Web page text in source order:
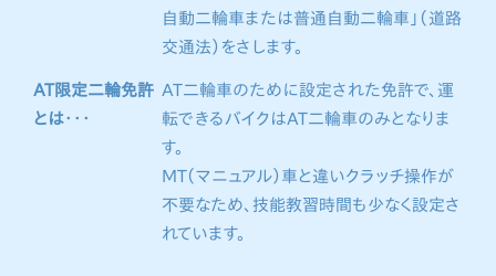
自動二輪車または普通自動二輪車」（道路
交通法）をさします。
AT限定二輪免許
とは・・・
AT二輪車のために設定された免許で、運
転できるバイクはAT二輪車のみとなりま
す。
MT（マニュアル）車と違いクラッチ操作が
不要なため、技能教習時間も少なく設定さ
れています。